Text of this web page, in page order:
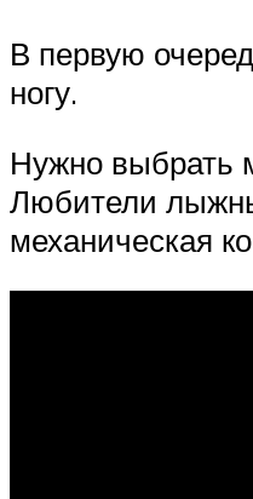
В первую
ногу.
Нужно выбрать
Любители
механическая